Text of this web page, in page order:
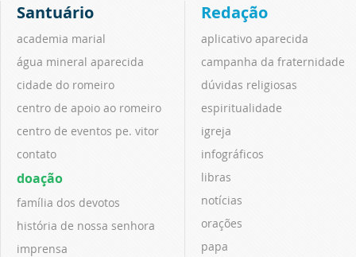
Santuário
academia marial
água mineral aparecida
cidade do romeiro
centro de apoio ao romeiro
centro de eventos pe. vitor
contato
doação
família dos devotos
história de nossa senhora
imprensa
Redação
aplicativo aparecida
campanha da fraternidade
dúvidas religiosas
espiritualidade
igreja
infográficos
libras
notícias
orações
papa